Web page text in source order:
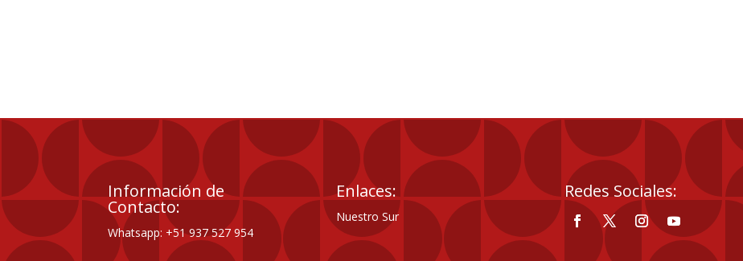
Información de
Contacto:
Whatsapp: +51 937 527 954
Enlaces:
Nuestro Sur
Redes Sociales: